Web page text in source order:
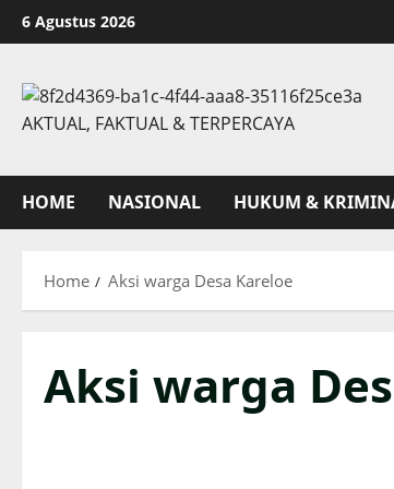
Skip
to
6 Agustus 2026
AKTUAL, FAKTUAL & TERPERCAYA
HOME NASIONAL HUKUM &
Home Aksi warga Desa Kareloe
Aksi warga